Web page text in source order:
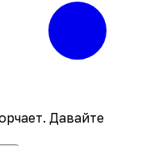
Давайте